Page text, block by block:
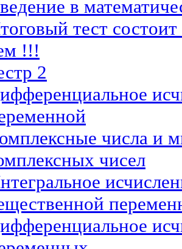
в
тест
!!!
2
числа и
чисел